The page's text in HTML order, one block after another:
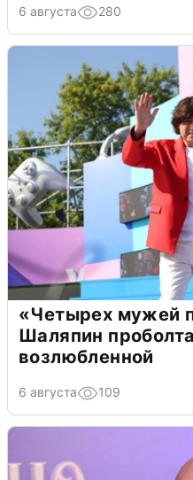
6 августа 280
«Четырех мужей
Шаляпин
возлюбленной
6 августа 109